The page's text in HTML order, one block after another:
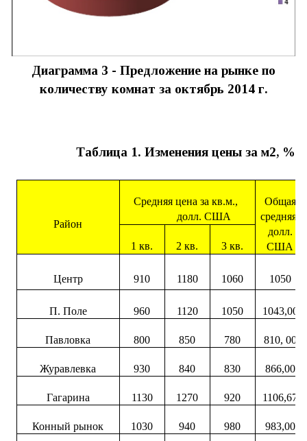
Диаграмма 3 - Предложение на рынке по
количеству комнат за октябрь 2014г.
Таблица 1. Изменения цены за м2, %
Район
Средняя цена за кв.м.,
долл. США
Общая
средняя,
долл.
США
1 кв. 2 кв. 3 кв.
Центр 910 1180 1060 1050
П. Поле 960 1120 1050 1043,00
Павловка 800 850 780 810, 00
Журавлевка 930 840 830 866,00
Гагарина 1130 1270 920 1106,67
Конный рынок 1030 940 980 983,00